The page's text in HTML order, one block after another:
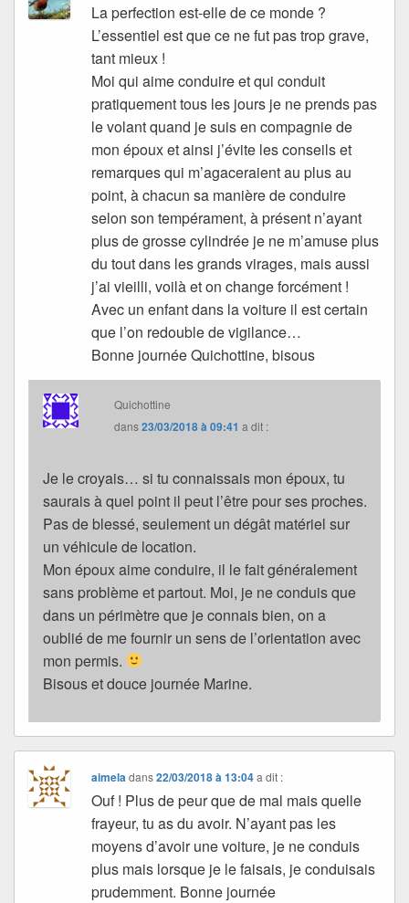
La perfection est-elle de ce monde ?
L’essentiel est que ce ne fut pas trop grave,
tant mieux !
Moi qui aime conduire et qui conduit
pratiquement tous les jours je ne prends pas
le volant quand je suis en compagnie de
mon époux et ainsi j’évite les conseils et
remarques qui m’agaceraient au plus au
point, à chacun sa manière de conduire
selon son tempérament, à présent n’ayant
plus de grosse cylindrée je ne m’amuse plus
du tout dans les grands virages, mais aussi
j’ai vieilli, voilà et on change forcément !
Avec un enfant dans la voiture il est certain
que l’on redouble de vigilance…
Bonne journée Quichottine, bisous
Quichottine
dans23/03/2018 à 09:41 a dit :
Je le croyais… si tu connaissais mon époux, tu
saurais à quel point il peut l’être pour ses proches.
Pas de blessé, seulement un dégât matériel sur
un véhicule de location.
Mon époux aime conduire, il le fait généralement
sans problème et partout. Moi, je ne conduis que
dans un périmètre que je connais bien, on a
oublié de me fournir un sens de l’orientation avec
mon permis.
Bisous et douce journée Marine.
aimeladans22/03/2018 à 13:04 a dit :
Ouf ! Plus de peur que de mal mais quelle
frayeur, tu as du avoir. N’ayant pas les
moyens d’avoir une voiture, je ne conduis
plus mais lorsque je le faisais, je conduisais
prudemment. Bonne journée